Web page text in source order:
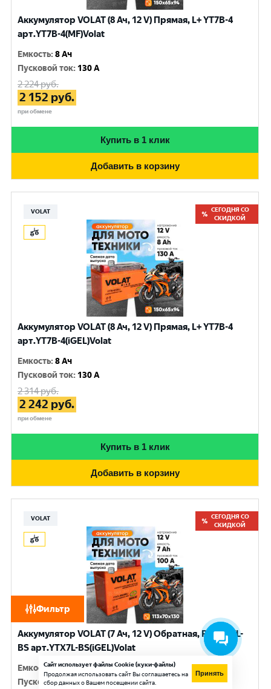
Фильтр
Аккумулятор VOLAT (8 Ач, 12 V) Прямая, L+ YT7B-4
арт.YT7B-4(MF)Volat
Емкость:8 Ач
Пусковой ток: 130 A
2 224руб.
2 152 руб.
при обмене
Купить в 1 клик
Добавить в корзину
VOLAT
СЕГОДНЯ СО
СКИДКОЙ
Аккумулятор VOLAT (8 Ач, 12 V) Прямая, L+ YT7B-4
арт.YT7B-4(iGEL)Volat
Емкость:8 Ач
Пусковой ток: 130 A
2 314руб.
2 242 руб.
при обмене
Купить в 1 клик
Добавить в корзину
VOLAT
СЕГОДНЯ СО
СКИДКОЙ
Аккумулятор VOLAT (7 Ач, 12 V) Обратная, R+ YTX7L-
BS арт.YTX7L-BS(iGEL)Volat
Емкость:7 Ач
Пусковой ток:100 A
Сайт использует файлы Cookie (куки-файлы)
Продолжая использовать сайт Вы соглашаетесь на
сбор данных о Вашем посещении сайта.
Принять